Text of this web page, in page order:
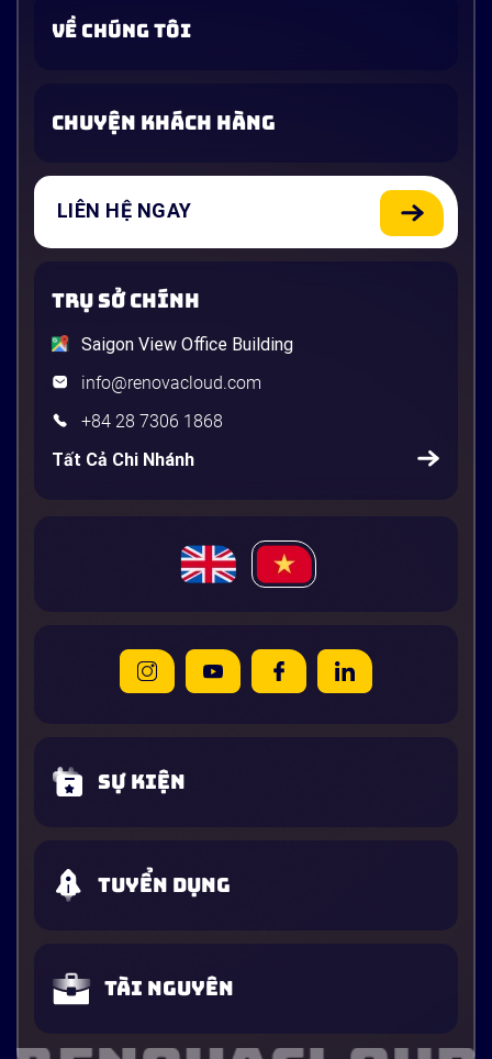
VỀ CHÚNG TÔI
CHUYỆN KHÁCH HÀNG
LIÊN HỆ NGAY
TRỤ SỞ CHÍNH
Saigon View Office Building
info@renovacloud.com
+84 28 7306 1868
Tất Cả Chi Nhánh
Sự kiện
Tuyển dụng
Tài nguyên